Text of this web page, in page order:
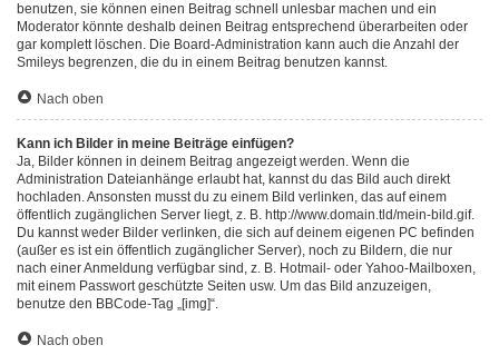
benutzen, sie können einen Beitrag schnell unlesbar machen und ein
Moderator könnte deshalb deinen Beitrag entsprechend überarbeiten oder
gar komplett löschen. Die Board-Administration kann auch die Anzahl der
Smileys begrenzen, die du in einem Beitrag benutzen kannst.
Nach oben
Kann ich Bilder in meine Beiträge einfügen?
Ja, Bilder können in deinem Beitrag angezeigt werden. Wenn die
Administration Dateianhänge erlaubt hat, kannst du das Bild auch direkt
hochladen. Ansonsten musst du zu einem Bild verlinken, das auf einem
öffentlich zugänglichen Server liegt, z. B. http://www.domain.tld/mein-bild.gif.
Du kannst weder Bilder verlinken, die sich auf deinem eigenen PC befinden
(außer es ist ein öffentlich zugänglicher Server), noch zu Bildern, die nur
nach einer Anmeldung verfügbar sind, z. B. Hotmail- oder Yahoo-Mailboxen,
mit einem Passwort geschützte Seiten usw. Um das Bild anzuzeigen,
benutze den BBCode-Tag „[img]“.
Nach oben